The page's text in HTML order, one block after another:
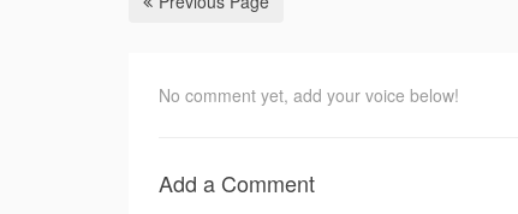
No comment yet, add your voice below!
Add a Comment